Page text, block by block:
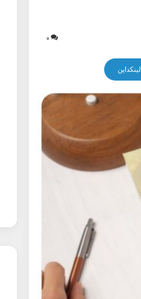
۰
لینکداین